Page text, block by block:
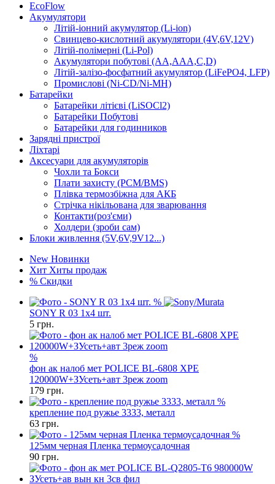
EcoFlow
Акумулятори
Літій-іонний акумулятор (Li-ion)
Свинцево-кислотний акумулятори (4V,6V,12V)
Літій-полімерні (Li-Pol)
Акумулятори побутові (AA,AAA,C,D)
Літій-залізо-фосфатний акумулятор (LiFePO4, LFP)
Промислові (Ni-CD/Ni-MH)
Батарейки
Батарейки літієві (LiSOCl2)
Батарейки Побутові
Батарейки для годинников
Зарядні пристрої
Ліхтарі
Аксесуари для акумуляторів
Чохли та Бокси
Плати захисту (PCM/BMS)
Плівка термозбіжна для АКБ
Стрічка нікільована для зварювання
Контакти(роз'єми)
Холдери (зроби сам)
Блоки живлення (5V,6V,9V12...)
New Новинки
Хит Хиты продаж
% Скидки
%
SONY R 03 1x4 шт.
5 грн.
%
фон ак налоб мет POLICE BL-6808 XPE
120000W+ЗУсеть+авт 3реж zoom
179 грн.
%
крепление под ружье 3333, металл
63 грн.
%
125мм черная Пленка термоусадочная
90 грн.